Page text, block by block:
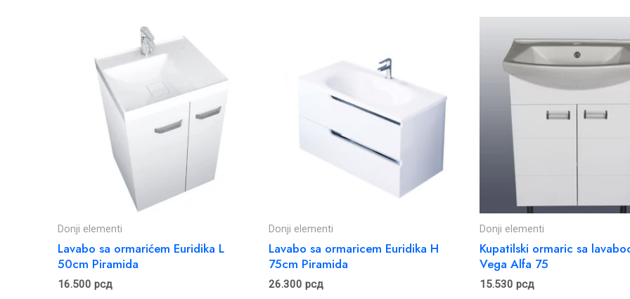
Donji elementi
Lavabo sa ormarićem Euridika L
50cm Piramida
16.500 рсд
Donji elementi
Lavabo sa ormaricem Euridika H
75cm Piramida
26.300 рсд
Donji elementi
Kupatilski ormaric sa
Vega Alfa 75
15.530 рсд